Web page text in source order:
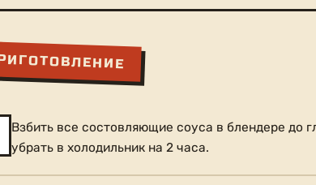
Взбить все состовляющие соуса в блендере до
убрать в холодильник на 2 часа.